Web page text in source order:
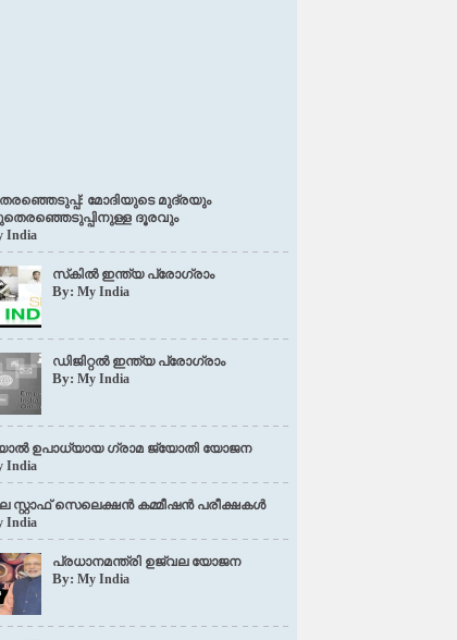
മോദിയുടെ മുദ്രയും
ദൂരവും
India
സ്‌കിൽ ഇന്ത്യ പ്രോഗ്രാം
By: My India
ഡിജിറ്റൽ ഇന്ത്യ പ്രോഗ്രാം
By: My India
ഉപാധ്യായ ഗ്രാമ ജ്യോതി യോജന
India
സ്റ്റാഫ് സെലെക്ഷൻ കമ്മീഷൻ പരീക്ഷകൾ
India
പ്രധാനമന്ത്രി ഉജ്വല യോജന
By: My India